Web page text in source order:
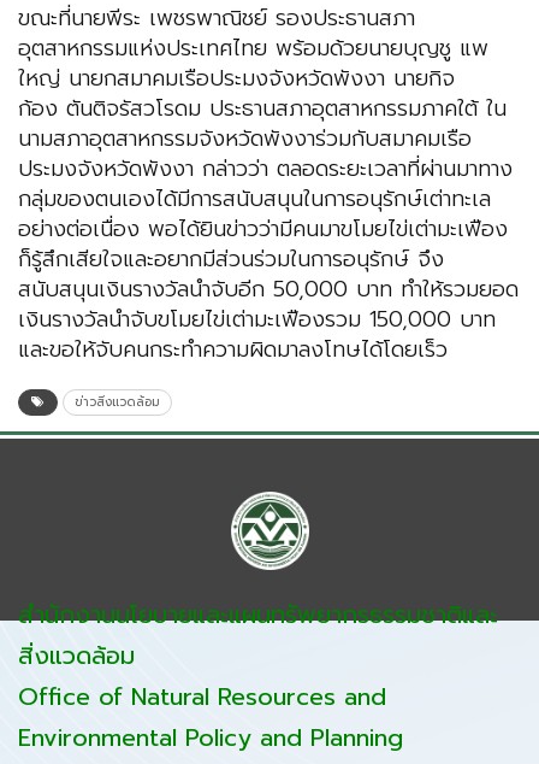
ขณะที่นายพีระ เพชรพาณิชย์ รองประธานสภา
อุตสาหกรรมแห่งประเทศไทย พร้อมด้วยนายบุญชู แพ
ใหญ่ นายกสมาคมเรือประมงจังหวัดพังงา นายกิจ
ก้อง ตันติจรัสวโรดม ประธานสภาอุตสาหกรรมภาคใต้ ใน
นามสภาอุตสาหกรรมจังหวัดพังงาร่วมกับสมาคมเรือ
ประมงจังหวัดพังงา กล่าวว่า ตลอดระยะเวลาที่ผ่านมาทาง
กลุ่มของตนเองได้มีการสนับสนุนในการอนุรักษ์เต่าทะเล
อย่างต่อเนื่อง พอได้ยินข่าวว่ามีคนมาขโมยไข่เต่ามะเฟือง
ก็รู้สึกเสียใจและอยากมีส่วนร่วมในการอนุรักษ์ จึง
สนับสนุนเงินรางวัลนำจับอีก 50,000 บาท ทำให้รวมยอด
เงินรางวัลนำจับขโมยไข่เต่ามะเฟืองรวม 150,000 บาท
และขอให้จับคนกระทำความผิดมาลงโทษได้โดยเร็ว
ข่าวสิ่งแวดล้อม
สำนักงานนโยบายและแผนทรัพยากรธรรมชาติและ
สิ่งแวดล้อม
Office of Natural Resources and
Environmental Policy and Planning